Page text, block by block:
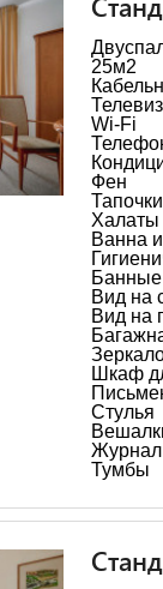
25м2
Wi-Fi
Фен
Тапочки
Халаты
Ванна
Банные
Вид на
Вид на
Шкаф
Стулья
Тумбы